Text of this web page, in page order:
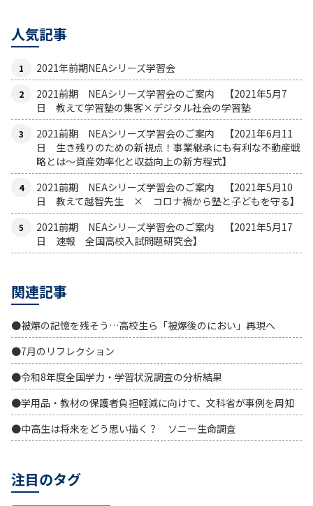
人気記事
2021年前期NEAシリーズ学習会
2021前期 NEAシリーズ学習会のご案内 【2021年5月7
日 教えて学習塾の集客×デジタル社会の学習塾
2021前期 NEAシリーズ学習会のご案内 【2021年6月11
日 生き残りのための新視点！事業継承にも有利な不動産戦
略とは〜資産効率化と収益向上の新方程式】
2021前期 NEAシリーズ学習会のご案内 【2021年5月10
日 教えて越智先生 × コロナ禍から塾と子どもを守る】
2021前期 NEAシリーズ学習会のご案内 【2021年5月17
日 速報 全国高校入試問題研究会】
関連記事
●被爆の記憶を残そう…高校生ら「被爆後のにおい」再現へ
●7月のリフレクション
●令和8年度全国学力・学習状況調査の分析結果
●学用品・教材の保護者負担軽減に向けて、文科省が事例を周知
●中高生は将来をどう思い描く？ ソニー生命調査
注目のタグ